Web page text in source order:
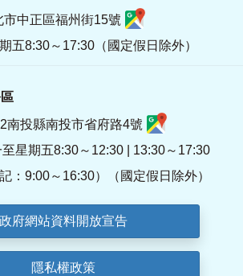
市中正區福州街15號
五8:30～17:30（國定假日除外）
南投縣南投市省府路4號
星期五8:30～12:30 | 13:30～17:30
記：9:00～16:30）（國定假日除外）
政府網站資料開放宣告
隱私權政策